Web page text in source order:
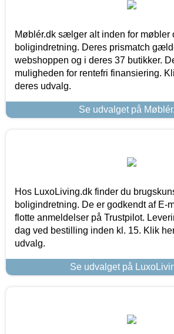
Møblér.dk sælger alt inden for møbler
boligindretning. Deres prismatch
webshoppen og i deres 37 butikker.
muligheden for rentefri finansiering.
deres udvalg.
Se udvalget på
Hos LuxoLiving.dk finder du
boligindretning. De er godkendt af E-
flotte anmeldelser på Trustpilot.
dag ved bestilling inden kl. 15. Klik
udvalg.
Se udvalget på